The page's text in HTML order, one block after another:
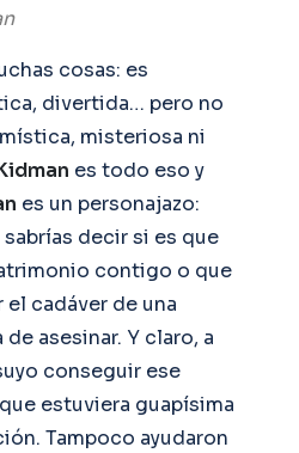
cosas: es
divertida… pero no
misteriosa ni
es todo eso y
es un personajazo:
decir si es que
contigo o que
cadáver de una
asesinar. Y claro, a
conseguir ese
estuviera guapísima
Tampoco ayudaron